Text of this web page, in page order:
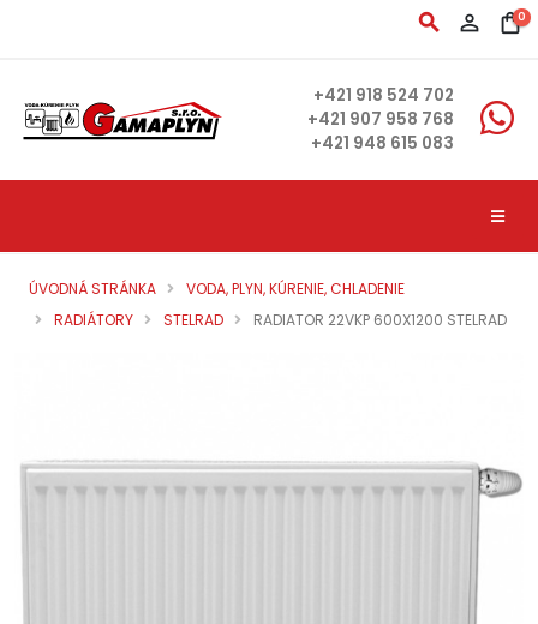
search person_outline shopping_bag0
+421 918 524 702
+421 907 958 768
+421 948 615 083
ÚVODNÁ STRÁNKA
VODA, PLYN, KÚRENIE, CHLADENIE
RADIÁTORY
STELRAD RADIATOR 22VKP 600X1200 STELRAD